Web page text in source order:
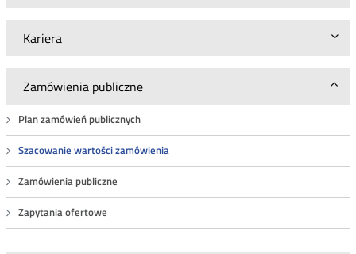
Kariera
Zamówienia publiczne
Plan zamówień publicznych
Szacowanie wartości zamówienia
Zamówienia publiczne
Zapytania ofertowe